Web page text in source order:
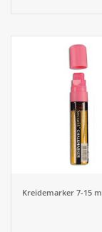
Kreidemarker 7-15